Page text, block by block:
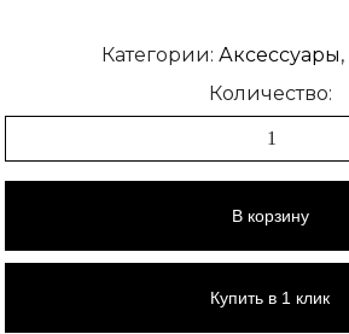
Категории: Аксессуары,
Количество:
В корзину
Купить в 1 клик